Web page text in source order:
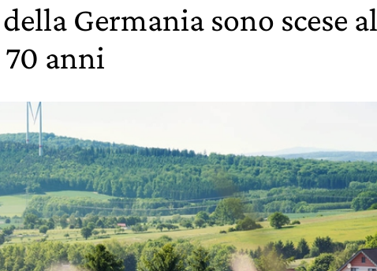
Germania sono scese
anni